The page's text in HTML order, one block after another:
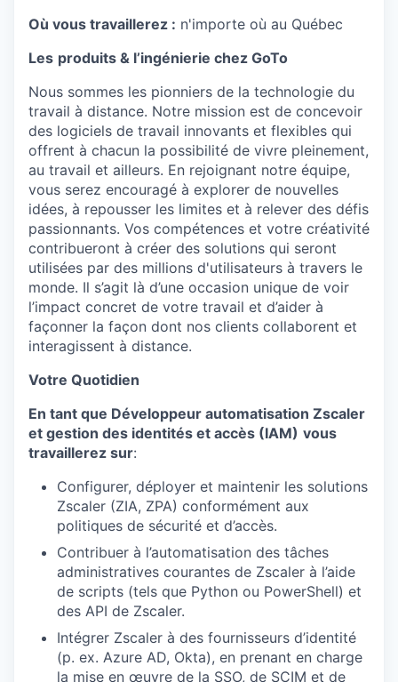
Où vous travaillerez : n'importe où au Québec
Les produits & l’ingénierie chez GoTo
Nous sommes les pionniers de la technologie du
travail à distance. Notre mission est de concevoir
des logiciels de travail innovants et flexibles qui
offrent à chacun la possibilité de vivre pleinement,
au travail et ailleurs. En rejoignant notre équipe,
vous serez encouragé à explorer de nouvelles
idées, à repousser les limites et à relever des défis
passionnants. Vos compétences et votre créativité
contribueront à créer des solutions qui seront
utilisées par des millions d'utilisateurs à travers le
monde. Il s’agit là d’une occasion unique de voir
l’impact concret de votre travail et d’aider à
façonner la façon dont nos clients collaborent et
interagissent à distance.
Votre Quotidien
En tant que Développeur automatisation Zscaler
et gestion des identités et accès (IAM) vous
travaillerez sur:
Configurer, déployer et maintenir les solutions
Zscaler (ZIA, ZPA) conformément aux
politiques de sécurité et d’accès.
Contribuer à l’automatisation des tâches
administratives courantes de Zscaler à l’aide
de scripts (tels que Python ou PowerShell) et
des API de Zscaler.
Intégrer Zscaler à des fournisseurs d’identité
(p. ex. Azure AD, Okta), en prenant en charge
la mise en œuvre de la SSO, de SCIM et de